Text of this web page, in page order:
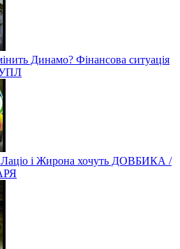
Динамо? Фінансова ситуація
УПЛ
і Жирона хочуть ДОВБИКА /